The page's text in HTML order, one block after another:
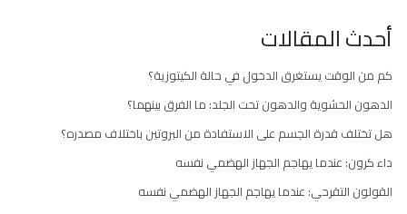
أحدث المقالات
كم من الوقت يستغرق الدخول في حالة الكيتوزية؟
الدهون الحشوية والدهون تحت الجلد: ما الفرق بينهما؟
هل تختلف قدرة الجسم على الاستفادة من البروتين باختلاف مصدره؟
داء كرون: عندما يهاجم الجهاز الهضمي نفسه
القولون التقرحي: عندما يهاجم الجهاز الهضمي نفسه